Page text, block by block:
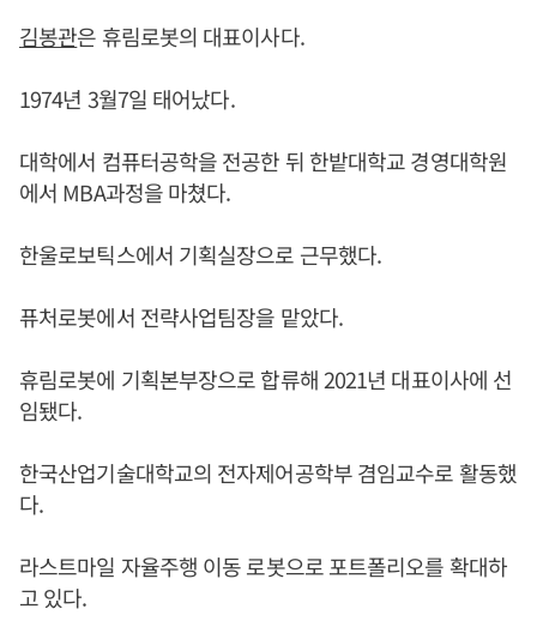
김봉관은 휴림로봇의 대표이사다.
1974년 3월7일 태어났다.
대학에서 컴퓨터공학을 전공한 뒤 한밭대학교 경영대학원
에서 MBA과정을 마쳤다.
한울로보틱스에서 기획실장으로 근무했다.
퓨처로봇에서 전략사업팀장을 맡았다.
휴림로봇에 기획본부장으로 합류해 2021년 대표이사에 선
임됐다.
한국산업기술대학교의 전자제어공학부 겸임교수로 활동했
다.
라스트마일 자율주행 이동 로봇으로 포트폴리오를 확대하
고 있다.